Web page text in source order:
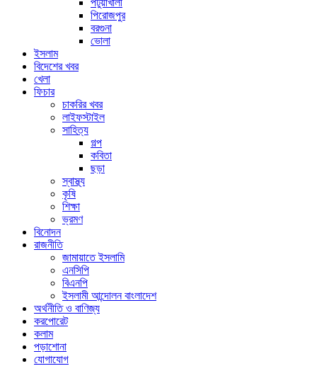
পটুয়াখালী
পিরোজপুর
বরগুনা
ভোলা
ইসলাম
বিদেশের খবর
খেলা
ফিচার
চাকরির খবর
লাইফস্টাইল
সাহিত্য
গল্প
কবিতা
ছড়া
স্বাস্থ্য
কৃষি
শিক্ষা
ভ্রমণ
বিনোদন
রাজনীতি
জামায়াতে ইসলামি
এনসিপি
বিএনপি
ইসলামী আন্দোলন বাংলাদেশ
অর্থনীতি ও বাণিজ্য
করপোরেট
কলাম
পড়াশোনা
যোগাযোগ